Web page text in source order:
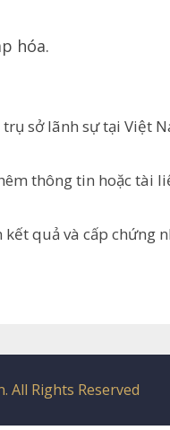
hóa.
trụ sở lãnh sự tại Việt
thông tin hoặc tài
quả và cấp chứng
All Rights Reserved